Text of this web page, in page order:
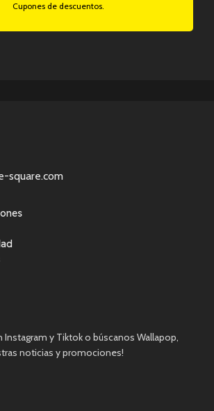
Cupones de descuentos.
square.com
y Tiktok o búscanos Wallapop,
noticias y promociones!